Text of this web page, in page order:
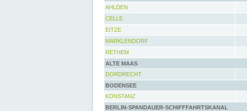
AHLDEN
CELLE
EITZE
MARKLENDORF
RETHEM
ALTE MAAS
DORDRECHT
BODENSEE
KONSTANZ
BERLIN-SPANDAUER-SCHIFFFAHRTSKANAL